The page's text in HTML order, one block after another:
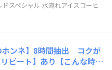
とコクもしっかりと感じら
考えると、非常に満足度が
りましたが、良い意味で裏
茶ポットのような容器に
ドスペシャル 水淹れアイスコーヒ
ンネ】8時間抽出 コクが
ピート】あり【こんな時に